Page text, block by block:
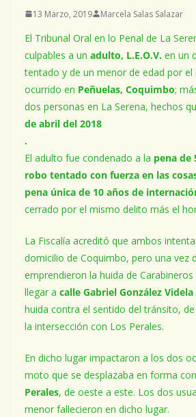
13 Marzo, 2019 Marcela Salas Salazar
El Tribunal Oral en lo Penal de La
culpables a un adulto, L.E.O.V. en un
tentado y de un menor de edad por
ocurrido en Peñuelas, Coquimbo;
dos personas en La Serena, hechos
de abril del 2018
.
El adulto fue condenado a la pena de
robo tentado con fuerza en las
pena única de 10 años de
cerrado por el mismo delito más el
La Fiscalía acreditó que ambos
domicilio de Coquimbo, pero una vez
emprendieron la huida de Carabineros
llegar a calle Gabriel González Videla
huida contra el sentido del tránsito,
la intersección con Los Perales.
En dicho lugar impactaron a los dos
moto que se desplazaba en forma
Perales, de oeste a este. Los dos
menor fallecieron en dicho lugar.